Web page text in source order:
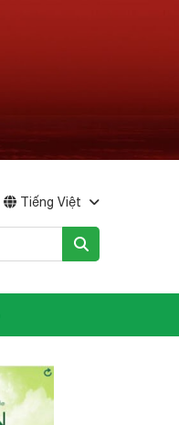
Tiếng Việt